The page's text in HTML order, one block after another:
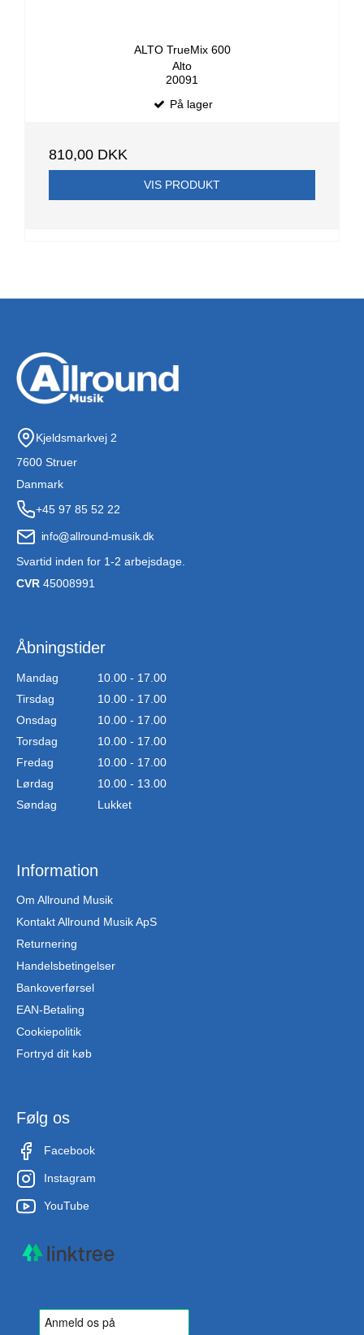
ALTO TrueMix 600
Alto
20091
På lager
810,00 DKK
VIS PRODUKT
Kjeldsmarkvej 2
7600 Struer
Danmark
+45 97 85 52 22
Svartid inden for 1-2 arbejsdage.
CVR 45008991
Åbningstider
Mandag
10.00 - 17.00
Tirsdag
10.00 - 17.00
Onsdag
10.00 - 17.00
Torsdag
10.00 - 17.00
Fredag
10.00 - 17.00
Lørdag
10.00 - 13.00
Søndag
Lukket
Information
Om Allround Musik
Kontakt Allround Musik ApS
Returnering
Handelsbetingelser
Bankoverførsel
EAN-Betaling
Cookiepolitik
Fortryd dit køb
Følg os
Facebook
Instagram
YouTube